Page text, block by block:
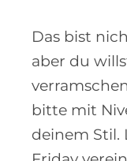
Das bist
aber du
bitte mit
deinem Stil.